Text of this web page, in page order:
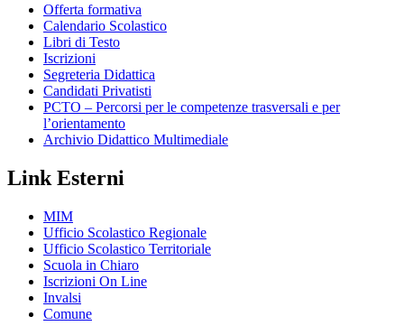
Offerta formativa
Calendario Scolastico
Libri di Testo
Iscrizioni
Segreteria Didattica
Candidati Privatisti
PCTO – Percorsi per le competenze trasversali e per
l’orientamento
Archivio Didattico Multimediale
Link Esterni
MIM
Ufficio Scolastico Regionale
Ufficio Scolastico Territoriale
Scuola in Chiaro
Iscrizioni On Line
Invalsi
Comune